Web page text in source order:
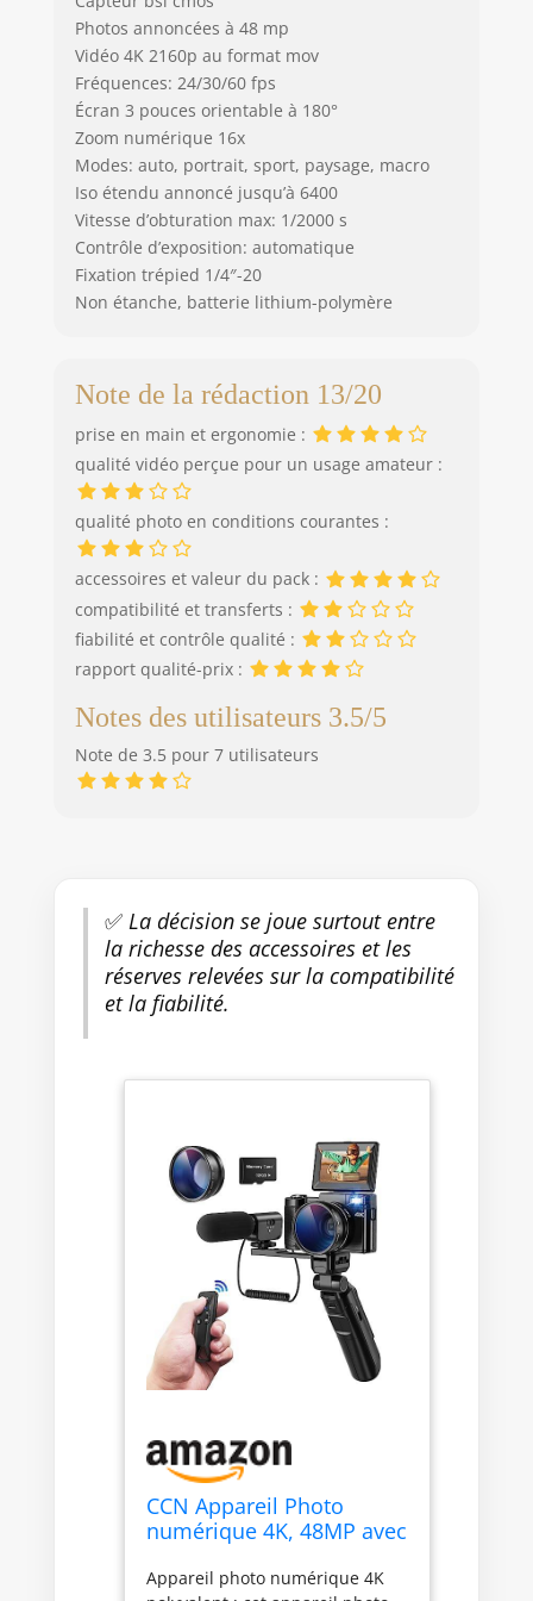
Photos annoncées à 48 mp
Vidéo 4K 2160p au format mov
Fréquences: 24/30/60 fps
Écran 3 pouces orientable à 180°
Zoom numérique 16x
Modes: auto, portrait, sport, paysage, macro
Iso étendu annoncé jusqu’à 6400
Vitesse d’obturation max: 1/2000 s
Contrôle d’exposition: automatique
Fixation trépied 1/4″-20
Non étanche, batterie lithium-polymère
Note de la rédaction 13/20
prise en main et ergonomie :
qualité vidéo perçue pour un usage amateur :
qualité photo en conditions courantes :
accessoires et valeur du pack :
compatibilité et transferts :
fiabilité et contrôle qualité :
rapport qualité-prix :
Notes des utilisateurs 3.5/5
Note de 3.5 pour 7 utilisateurs
✅La décision se joue surtout entre
la richesse des accessoires et les
réserves relevées sur la compatibilité
et la fiabilité.
CCN Appareil Photo
numérique 4K, 48MP avec
Zoom numérique
Appareil photo numérique 4K